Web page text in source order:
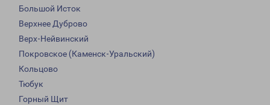
Большой Исток
Верхнее Дуброво
Верх-Нейвинский
Покровское (Каменск-Уральский)
Кольцово
Тюбук
Горный Щит